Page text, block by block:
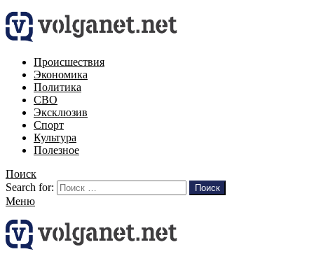
Происшествия
Экономика
Политика
СВО
Эксклюзив
Спорт
Культура
Полезное
Поиск
Search for:
Поиск
Меню